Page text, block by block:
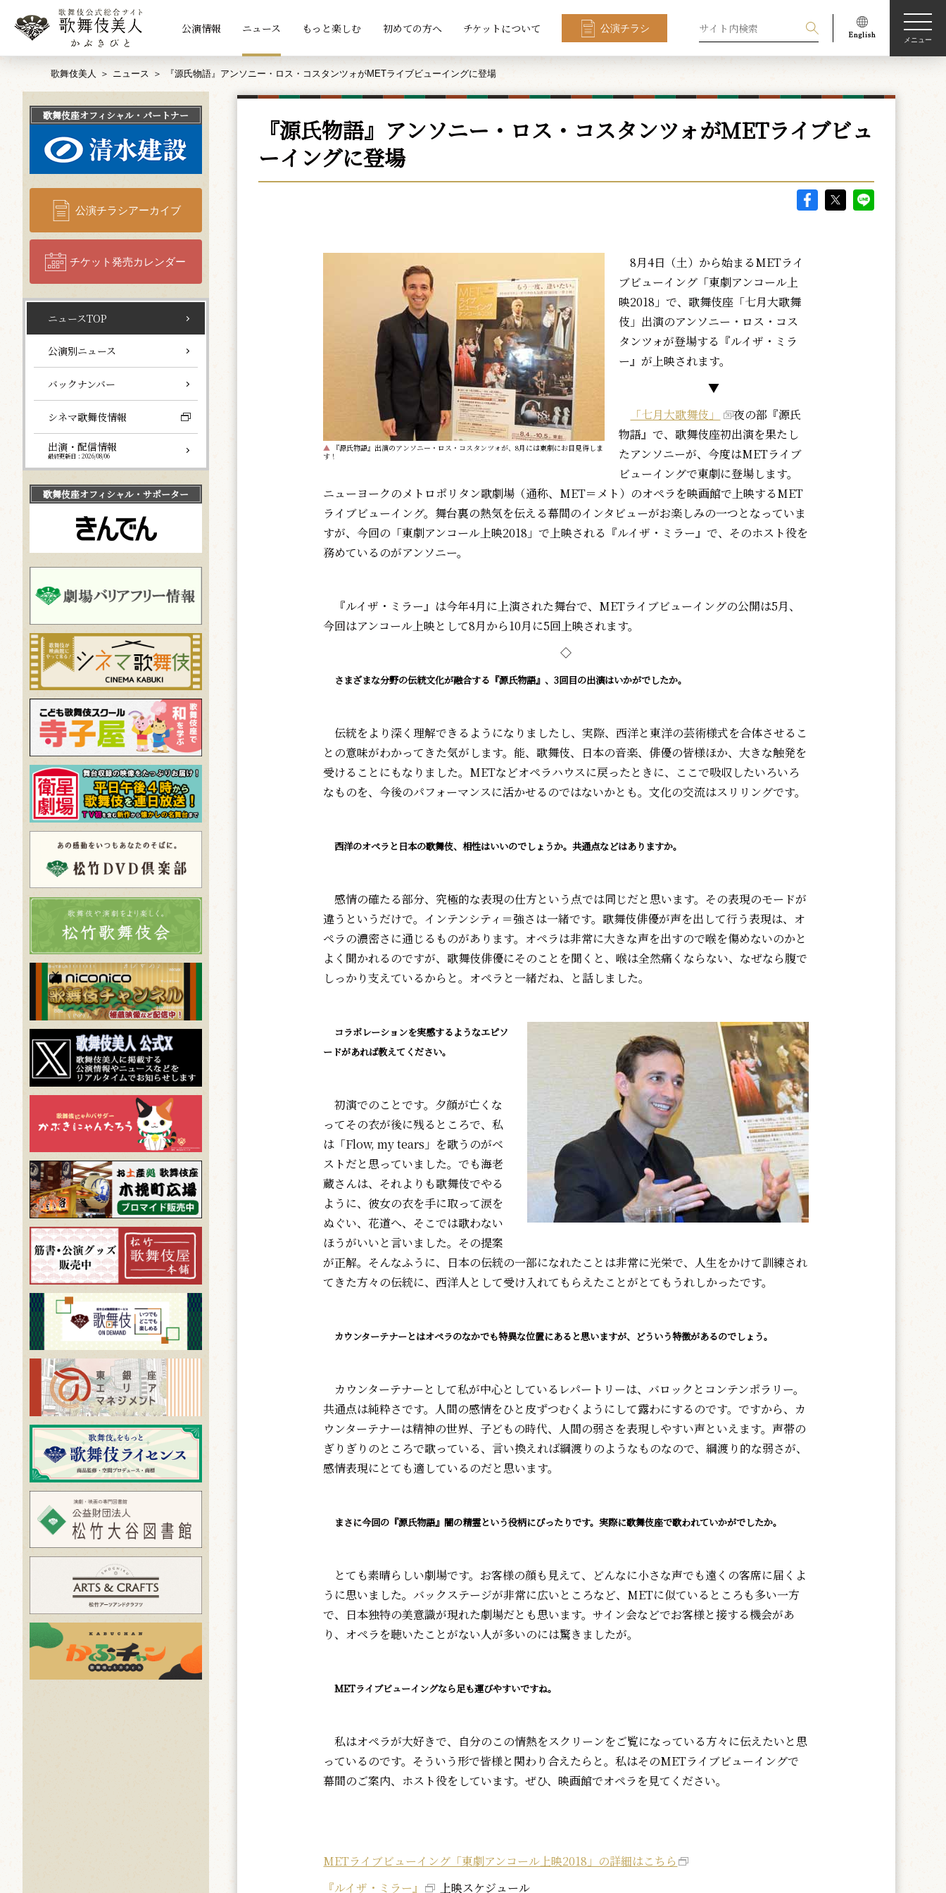
公演情報 ニュース もっと楽しむ 初めての方へ チケットについて 公演チラシ
メニュー
歌舞伎美人 ニュース 『源氏物語』アンソニー・ロス・コスタンツォがMETライブビューイングに登場
『源氏物語』アンソニー・ロス・コスタンツォがMETライブビュ
ーイングに登場
▲ 『源氏物語』出演のアンソニー・ロス・コスタンツォが、8月には東劇にお目見得しま
す！
8月4日（土）から始まるMETライ
ブビューイング「東劇アンコール上
映2018」で、歌舞伎座「七月大歌舞
伎」出演のアンソニー・ロス・コス
タンツォが登場する『ルイザ・ミラ
ー』が上映されます。
▼
「七月大歌舞伎」
夜の部『源氏
物語』で、歌舞伎座初出演を果たし
たアンソニーが、今度はMETライブ
ビューイングで東劇に登場します。
ニューヨークのメトロポリタン歌劇場（通称、MET＝メト）のオペラを映画館で上映するMET
ライブビューイング。舞台裏の熱気を伝える幕間のインタビューがお楽しみの一つとなっていま
すが、今回の「東劇アンコール上映2018」で上映される『ルイザ・ミラー』で、そのホスト役を
務めているのがアンソニー。
『ルイザ・ミラー』は今年4月に上演された舞台で、METライブビューイングの公開は5月、
今回はアンコール上映として8月から10月に5回上映されます。
◇
――さまざまな分野の伝統文化が融合する『源氏物語』、3回目の出演はいかがでしたか。
伝統をより深く理解できるようになりましたし、実際、西洋と東洋の芸術様式を合体させるこ
との意味がわかってきた気がします。能、歌舞伎、日本の音楽、俳優の皆様ほか、大きな触発を
受けることにもなりました。METなどオペラハウスに戻ったときに、ここで吸収したいろいろ
なものを、今後のパフォーマンスに活かせるのではないかとも。文化の交流はスリリングです。
――西洋のオペラと日本の歌舞伎、相性はいいのでしょうか。共通点などはありますか。
感情の確たる部分、究極的な表現の仕方という点では同じだと思います。その表現のモードが
違うというだけで。インテンシティ＝強さは一緒です。歌舞伎俳優が声を出して行う表現は、オ
ペラの濃密さに通じるものがあります。オペラは非常に大きな声を出すので喉を傷めないのかと
よく聞かれるのですが、歌舞伎俳優にそのことを聞くと、喉は全然痛くならない、なぜなら腹で
しっかり支えているからと。オペラと一緒だね、と話しました。
――コラボレーションを実感するようなエピソ
ードがあれば教えてください。
初演でのことです。夕顔が亡くな
ってその衣が後に残るところで、私
は「Flow, my tears」を歌うのがベ
ストだと思っていました。でも海老
蔵さんは、それよりも歌舞伎でやる
ように、彼女の衣を手に取って涙を
ぬぐい、花道へ、そこでは歌わない
ほうがいいと言いました。その提案
が正解。そんなふうに、日本の伝統の一部になれたことは非常に光栄で、人生をかけて訓練され
てきた方々の伝統に、西洋人として受け入れてもらえたことがとてもうれしかったです。
――カウンターテナーとはオペラのなかでも特異な位置にあると思いますが、どういう特徴があるのでしょう。
カウンターテナーとして私が中心としているレパートリーは、バロックとコンテンポラリー。
共通点は純粋さです。人間の感情をひと皮ずつむくようにして露わにするのです。ですから、カ
ウンターテナーは精神の世界、子どもの時代、人間の弱さを表現しやすい声といえます。声帯の
ぎりぎりのところで歌っている、言い換えれば綱渡りのようなものなので、綱渡り的な弱さが、
感情表現にとても適しているのだと思います。
――まさに今回の『源氏物語』闇の精霊という役柄にぴったりです。実際に歌舞伎座で歌われていかがでしたか。
とても素晴らしい劇場です。お客様の顔も見えて、どんなに小さな声でも遠くの客席に届くよ
うに思いました。バックステージが非常に広いところなど、METに似ているところも多い一方
で、日本独特の美意識が現れた劇場だとも思います。サイン会などでお客様と接する機会があ
り、オペラを聴いたことがない人が多いのには驚きましたが。
――METライブビューイングなら足も運びやすいですね。
私はオペラが大好きで、自分のこの情熱をスクリーンをご覧になっている方々に伝えたいと思
っているのです。そういう形で皆様と関わり合えたらと。私はそのMETライブビューイングで
幕間のご案内、ホスト役をしています。ぜひ、映画館でオペラを見てください。
METライブビューイング「東劇アンコール上映2018」の詳細はこちら
『ルイザ・ミラー』
上映スケジュール
歌舞伎座オフィシャル・パートナー
公演チラシアーカイブ
チケット発売カレンダー
ニュースTOP
公演別ニュース
バックナンバー
シネマ歌舞伎情報
出演・配信情報
最終更新日：2026/08/06
歌舞伎座オフィシャル・サポーター